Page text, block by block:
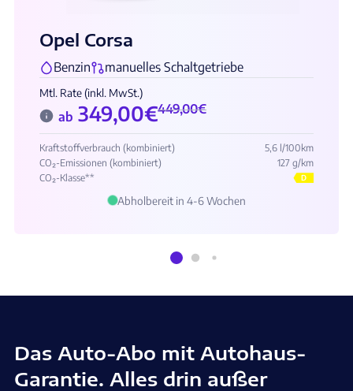
Opel Corsa
Benzin manuelles Schaltgetriebe
Mtl. Rate (inkl. MwSt.)
ab 449,00€
349,00€
Kraftstoffverbrauch (kombiniert)
5,6 l/100km
CO₂-Emissionen (kombiniert)
127 g/km
CO₂-Klasse**
D
Abholbereit in 4-6 Wochen
Das Auto-Abo mit Autohaus-
Garantie. Alles drin außer